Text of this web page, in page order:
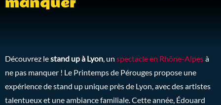
Découvrez lestand up à Lyon, un spectacle en Rhône-Alpesà
ne pas manquer ! Le Printemps de Pérouges propose une
expérience de stand up unique près de Lyon, avec des artistes
talentueux et une ambiance familiale. Cette année, Édouard